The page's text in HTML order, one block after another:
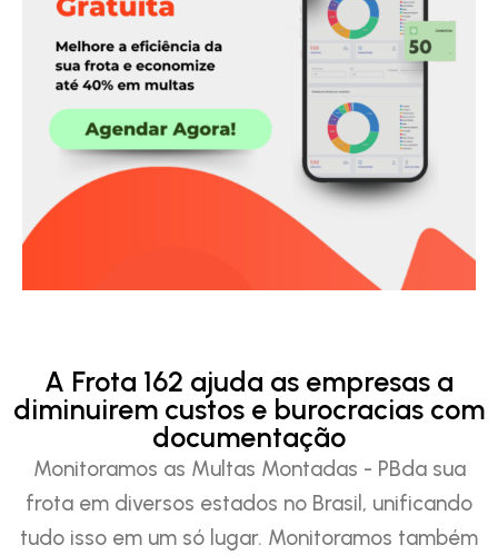
A Frota 162 ajuda as empresas a
diminuirem custos e burocracias com
documentação
Monitoramos as Multas Montadas - PBda sua
frota em diversos estados no Brasil, unificando
tudo isso em um só lugar. Monitoramos também